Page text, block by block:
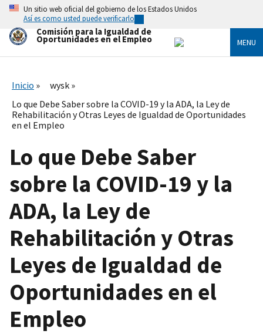
Skip
main
content
Un sitio web oficial del gobierno de los Estados Unidos
Así es como usted puede verificarlo
Comisión para la Igualdad de
Oportunidades en el Empleo MENU
Inicio
wysk
Lo que Debe Saber sobre la COVID-19 y la ADA, la Ley de
Rehabilitación y Otras Leyes de Igualdad de Oportunidades
en el Empleo
Lo que Debe Saber
sobre la COVID-19 y la
ADA, la Ley de
Rehabilitación y Otras
Leyes de Igualdad de
Oportunidades en el
Empleo